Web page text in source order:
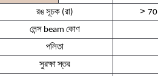
রঙ সূচক (রা)
> 70
লেন্স beam কোণ
পলিতা
সুরক্ষা স্তর